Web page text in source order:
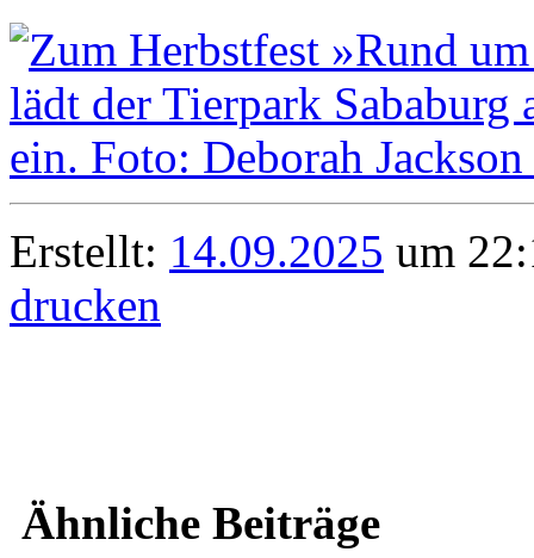
Erstellt: 14.09.2025 um
drucken
Ähnliche Beiträge